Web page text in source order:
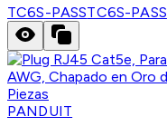
TC6S-PASSTC6S-PASS
PANDUIT